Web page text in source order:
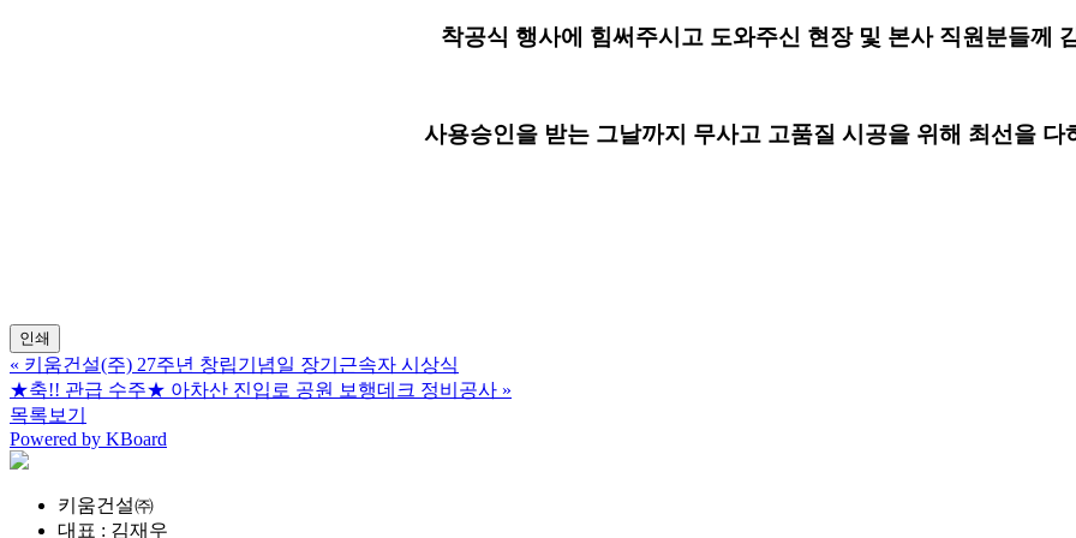
착공식 행사에 힘써주시고 도와주신 현장 및 본사 직원분들께
사용승인을 받는 그날까지 무사고 고품질 시공을 위해 최선을 다
인쇄
« 키움건설(주) 27주년 창립기념일 장기근속자 시상식
★축!! 관급 수주★ 아차산 진입로 공원 보행데크 정비공사 »
목록보기
Powered by KBoard
키움건설㈜
대표 : 김재우